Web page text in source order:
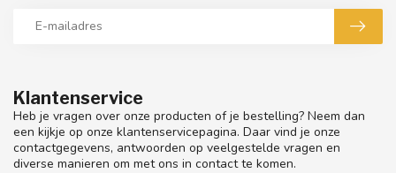
Klantenservice
Heb je vragen over onze producten of je bestelling? Neem dan
een kijkje op onze klantenservicepagina. Daar vind je onze
contactgegevens, antwoorden op veelgestelde vragen en
diverse manieren om met ons in contact te komen.